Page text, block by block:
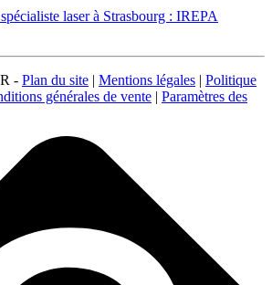
laser à Strasbourg : IREPA
- Plan du site | Mentions légales | Politique
générales de vente | Paramètres des